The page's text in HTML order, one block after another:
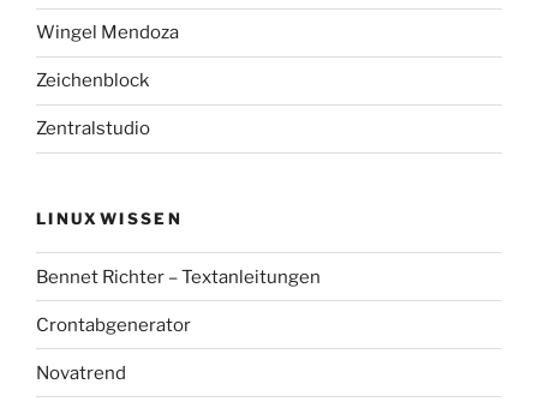
Wingel Mendoza
Zeichenblock
Zentralstudio
LINUXWISSEN
Bennet Richter – Textanleitungen
Crontabgenerator
Novatrend